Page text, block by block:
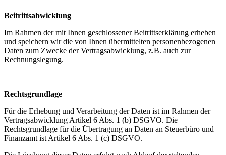
Beitrittsabwicklung
Im Rahmen der mit Ihnen geschlossener Beitrittserklärung erheben
und speichern wir die von Ihnen übermittelten personenbezogenen
Daten zum Zwecke der Vertragsabwicklung, z.B. auch zur
Rechnungslegung.
Rechtsgrundlage
Für die Erhebung und Verarbeitung der Daten ist im Rahmen der
Vertragsabwicklung Artikel 6 Abs. 1 (b) DSGVO. Die
Rechtsgrundlage für die Übertragung an Daten an Steuerbüro und
Finanzamt ist Artikel 6 Abs. 1 (c) DSGVO.